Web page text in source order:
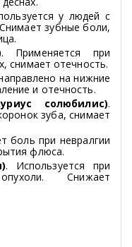
у людей с
зубные боли,
. Применяется при
снимает отечность.
на нижние
и отечность.
солюбилис).
зуба, снимает
боль при невралгии
флюса.
. Используется при
Снижает